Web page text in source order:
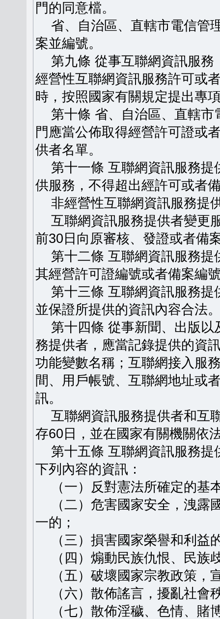
門的同意檔。
省、自治區、直轄市電信管
案並編號。
第九條 從事互聯網資訊服務
經營性互聯網資訊服務許可或
時，按照國家有關規定提出專
第十條 省、自治區、直轄市
門應當公佈取得經營許可證或
供者名單。
第十一條 互聯網資訊服務提
供服務，不得超出經許可或者
非經營性互聯網資訊服務提
互聯網資訊服務提供者變更
前30日向原審核、發證或者備
第十二條 互聯網資訊服務提
其經營許可證編號或者備案編
第十三條 互聯網資訊服務提
並保證所提供的資訊內容合法
第十四條 從事新聞、出版以
務提供者，應當記錄提供的資
功能變數名稱；互聯網接入服
間、用戶帳號、互聯網地址或
訊。
互聯網資訊服務提供者和互
存60日，並在國家有關機關依
第十五條 互聯網資訊服務提
下列內容的資訊：
（一）反對憲法所確定的基
（二）危害國家安全，洩露
一的；
（三）損害國家榮譽和利益
（四）煽動民族仇恨、民族
（五）破壞國家宗教政策，
（六）散佈謠言，擾亂社會
（七）散佈淫穢、色情、賭